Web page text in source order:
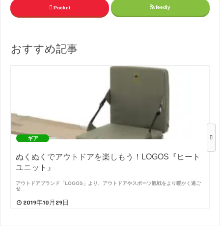
Pocket feedly
おすすめ記事
ギア
ぬくぬくでアウトドアを楽しもう！LOGOS『ヒート
ユニット』
アウトドアブランド「LOGOS」より、アウトドアやスポーツ観戦をより暖かく過ご
せ…
2019年10月29日